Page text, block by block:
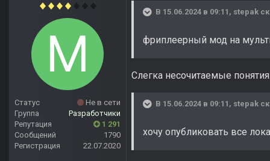
Статус
Не в сети
Группа
Разработчики
Репутация
1 291
Сообщений
1790
Регистрация
22.07.2020
В 15.06.2024 в 09:11, stepak
фриплеерный мод на
Слегка несочитаемые
В 15.06.2024 в 09:11, stepak
хочу опубликовать все